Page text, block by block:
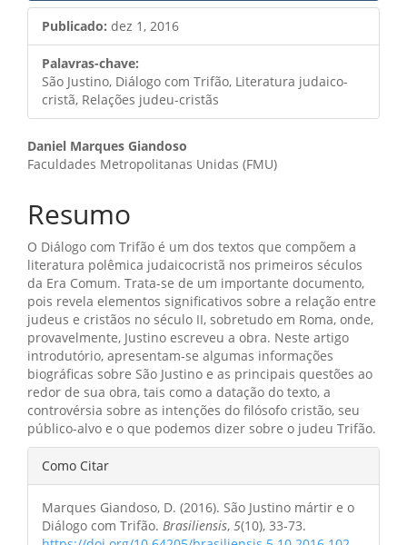
Publicado: dez 1, 2016
Palavras-chave:
São Justino, Diálogo com Trifão, Literatura judaico-
cristã, Relações judeu-cristãs
Conteúdo
do
artigo
principal
Daniel Marques Giandoso
Faculdades Metropolitanas Unidas (FMU)
Resumo
O Diálogo com Trifão é um dos textos que compõem a
literatura polêmica judaicocristã nos primeiros séculos
da Era Comum. Trata-se de um importante documento,
pois revela elementos significativos sobre a relação entre
judeus e cristãos no século II, sobretudo em Roma, onde,
provavelmente, Justino escreveu a obra. Neste artigo
introdutório, apresentam-se algumas informações
biográficas sobre São Justino e as principais questões ao
redor de sua obra, tais como a datação do texto, a
controvérsia sobre as intenções do filósofo cristão, seu
público-alvo e o que podemos dizer sobre o judeu Trifão.
Detalhes
do
artigo
Como Citar
Marques Giandoso, D. (2016). São Justino mártir e o
Diálogo com Trifão. Brasiliensis, 5(10), 33-73.